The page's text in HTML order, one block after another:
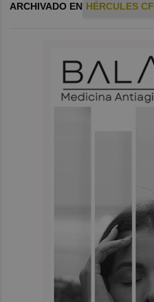
ARCHIVADO EN HÉRCULES CF